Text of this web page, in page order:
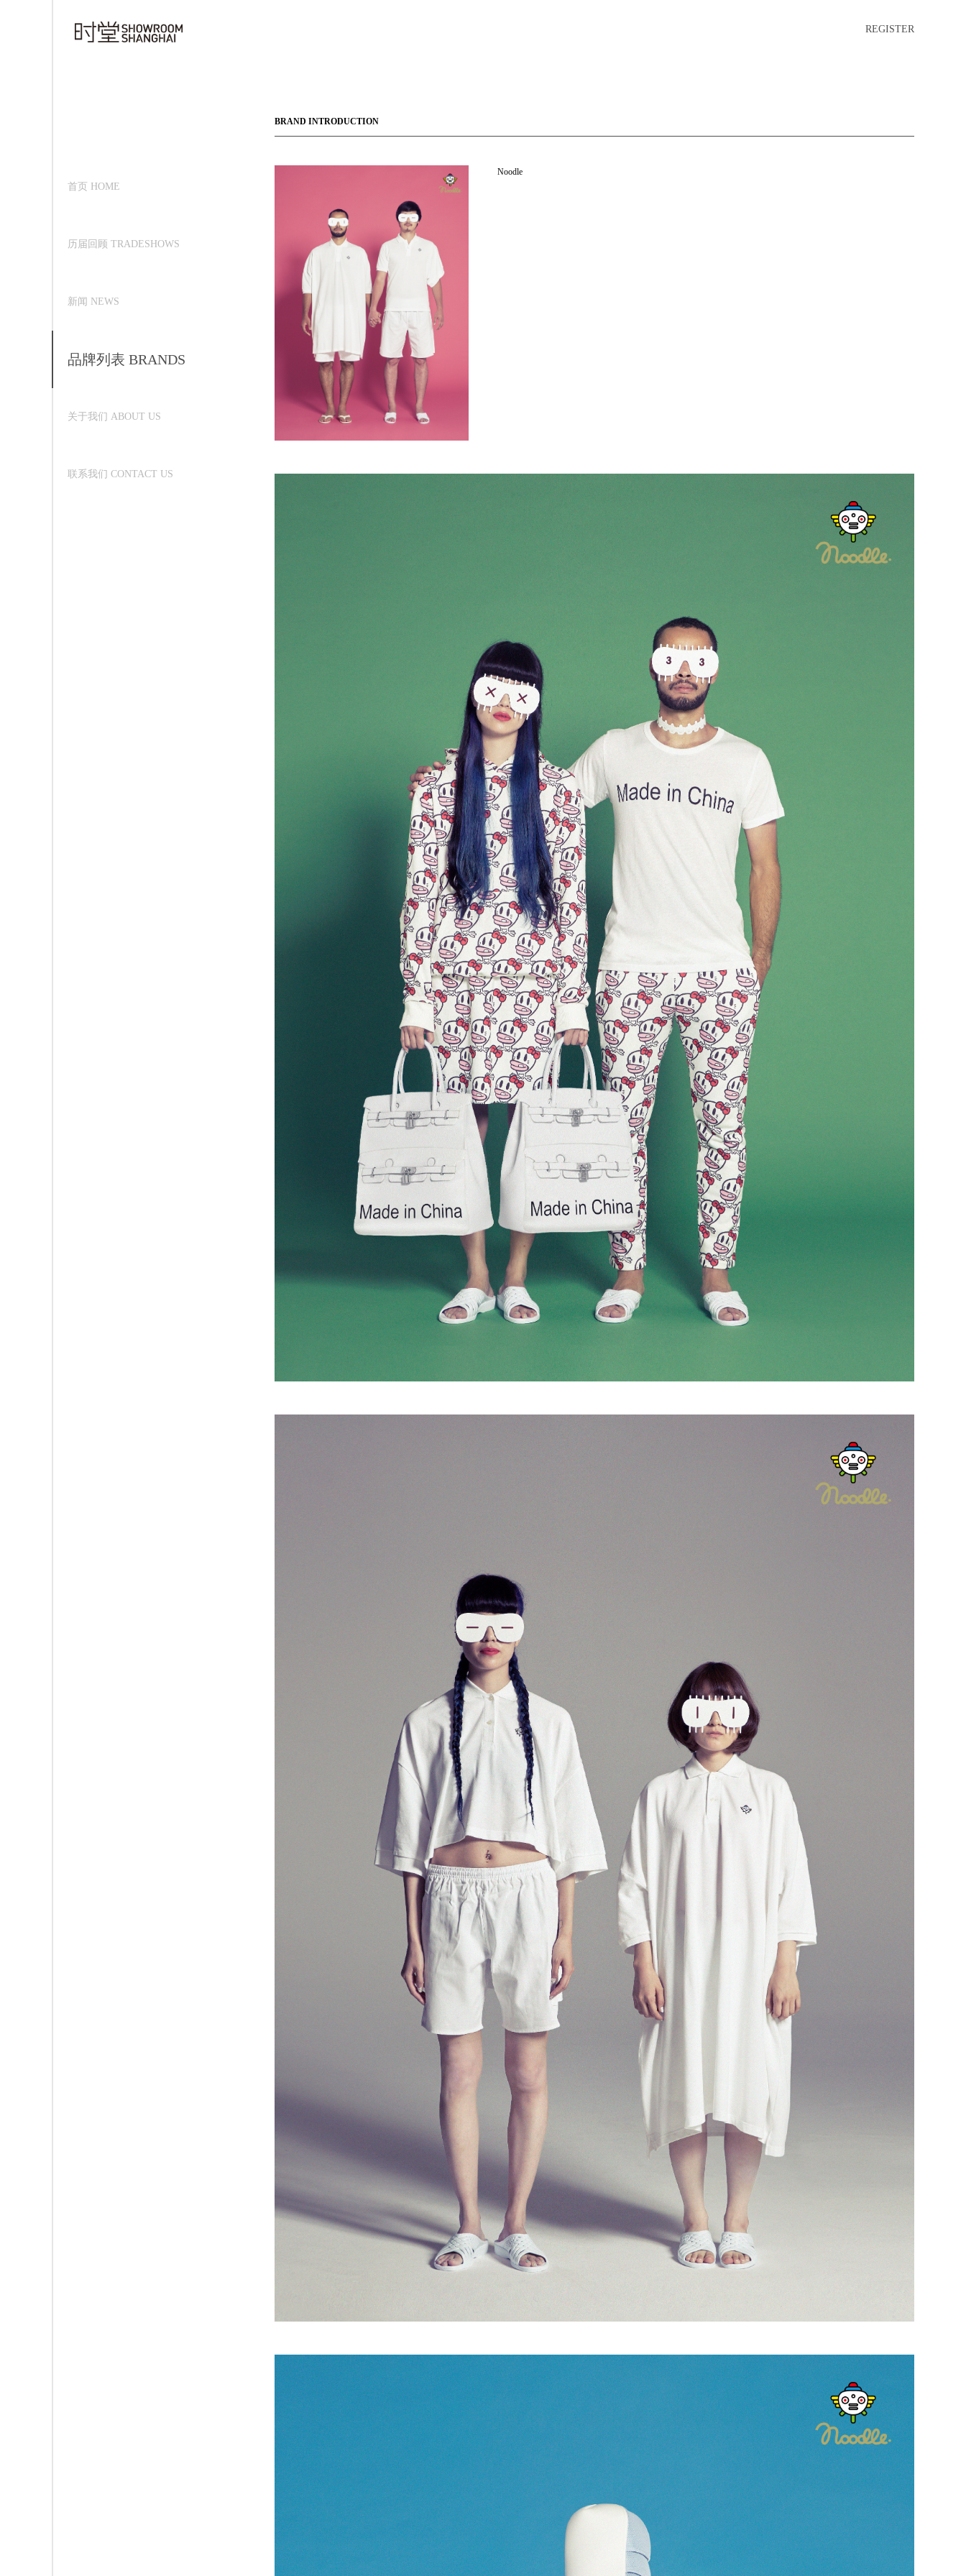
REGISTER
首页 HOME
历届回顾 TRADESHOWS
新闻 NEWS
品牌列表 BRANDS
关于我们 ABOUT US
联系我们 CONTACT US
BRAND INTRODUCTION
Noodle